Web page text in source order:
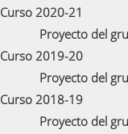
Curso 2020-21
Proyecto del
Curso 2019-20
Proyecto del
Curso 2018-19
Proyecto del